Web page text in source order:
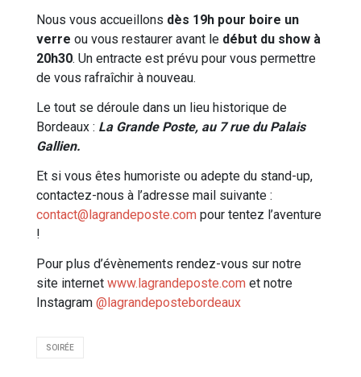
Nous vous accueillons dès 19h pour boire un
verre ou vous restaurer avant le début du show à
20h30. Un entracte est prévu pour vous permettre
de vous rafraîchir à nouveau.
Le tout se déroule dans un lieu historique de
Bordeaux : La Grande Poste, au 7 rue du Palais
Gallien.
Et si vous êtes humoriste ou adepte du stand-up,
contactez-nous à l’adresse mail suivante :
contact@lagrandeposte.com pour tentez l’aventure
!
Pour plus d’évènements rendez-vous sur notre
site internet www.lagrandeposte.com et notre
Instagram @lagrandepostebordeaux
SOIRÉE